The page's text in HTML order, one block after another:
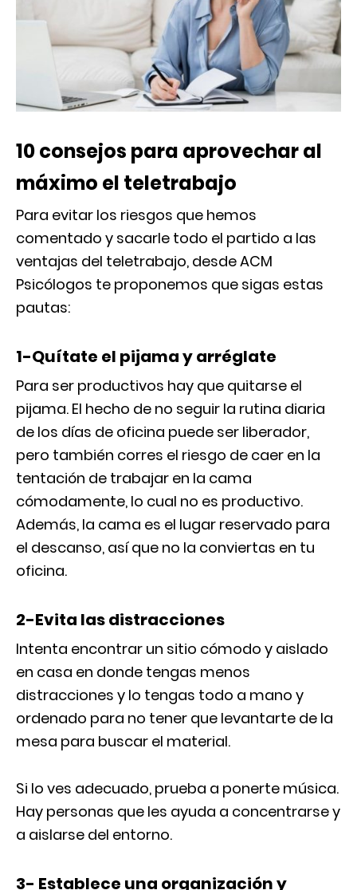
10 consejos para aprovechar al
máximo el teletrabajo
Para evitar los riesgos que hemos
comentado y sacarle todo el partido a las
ventajas del teletrabajo, desde ACM
Psicólogos te proponemos que sigas estas
pautas:
1-Quítate el pijama y arréglate
Para ser productivos hay que quitarse el
pijama. El hecho de no seguir la rutina diaria
de los días de oficina puede ser liberador,
pero también corres el riesgo de caer en la
tentación de trabajar en la cama
cómodamente, lo cual no es productivo.
Además, la cama es el lugar reservado para
el descanso, así que no la conviertas en tu
oficina.
2-Evita las distracciones
Intenta encontrar un sitio cómodo y aislado
en casa en donde tengas menos
distracciones y lo tengas todo a mano y
ordenado para no tener que levantarte de la
mesa para buscar el material.
Si lo ves adecuado, prueba a ponerte música.
Hay personas que les ayuda a concentrarse y
a aislarse del entorno.
3- Establece una organización y